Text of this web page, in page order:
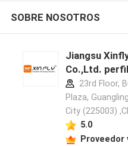
SOBRE NOSOTROS
Jiangsu
Co.,Ltd.
23rd Floor,
Plaza,
City (225003)
5.0
Proveedor